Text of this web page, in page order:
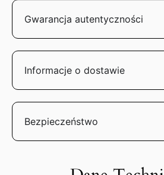
Gwarancja autentyczności
Informacje o dostawie
Bezpieczeństwo